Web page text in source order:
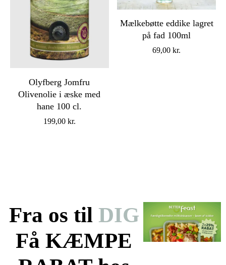
Olyfberg Jomfru
Olivenolie i æske med
hane 100 cl.
199,00 kr.
Mælkebøtte eddike lagret
på fad 100ml
69,00kr.
Fra os til DIG
Få KÆMPE